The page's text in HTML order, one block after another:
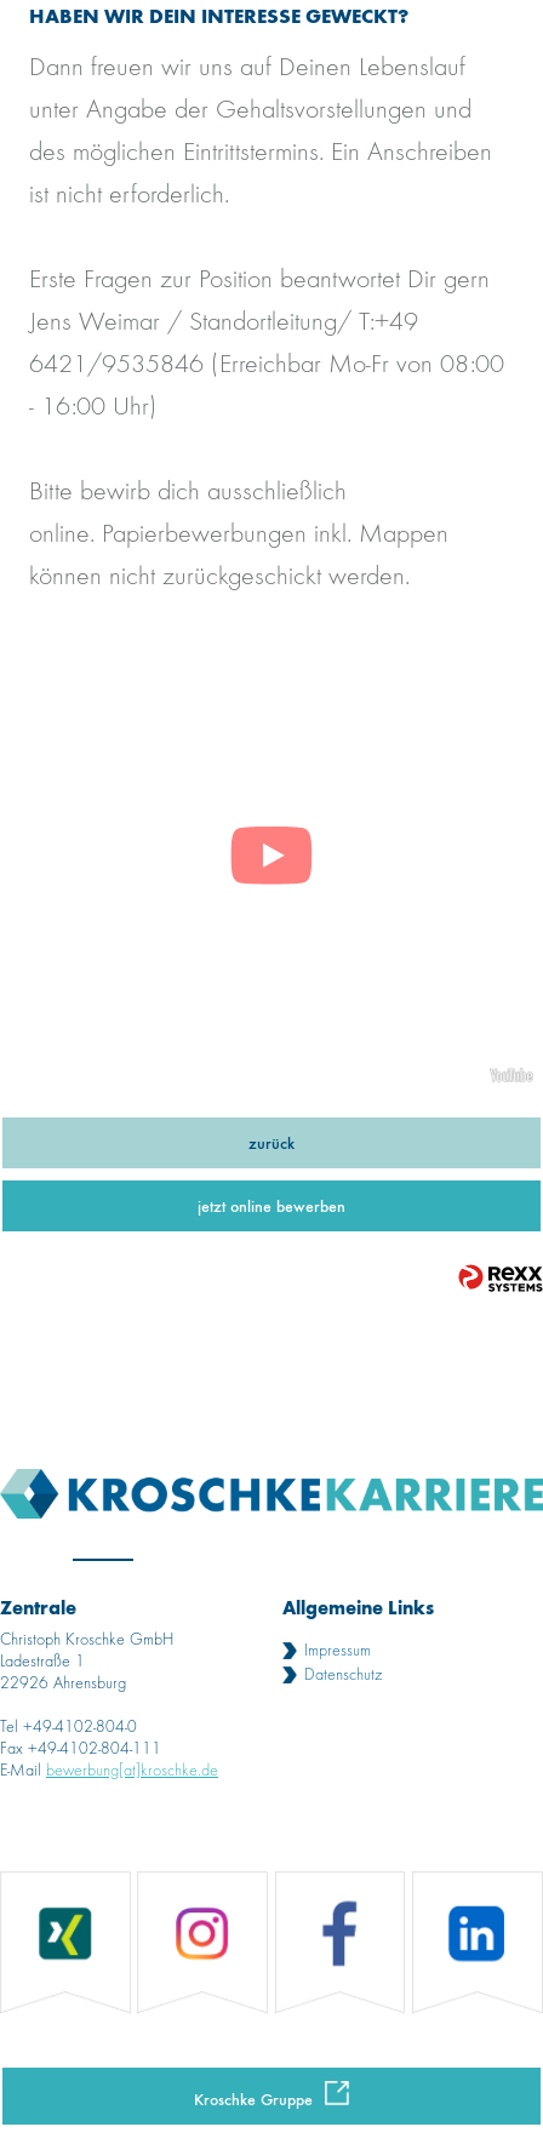
HABEN WIR DEIN INTERESSE GEWECKT?
Dann freuen wir uns auf Deinen Lebenslauf
unter Angabe der Gehaltsvorstellungen und
des möglichen Eintrittstermins. Ein Anschreiben
ist nicht erforderlich.
Erste Fragen zur Position beantwortet Dir gern
Jens Weimar / Standortleitung/ T:+49
6421/9535846 (Erreichbar Mo-Fr von 08:00
- 16:00 Uhr)
Bitte bewirb dich ausschließlich
online. Papierbewerbungen inkl. Mappen
können nicht zurückgeschickt werden.
zurück
jetzt online bewerben
Zentrale
Christoph Kroschke GmbH
Ladestraße 1
22926 Ahrensburg
Tel +49-4102-804-0
Fax +49-4102-804-111
E-Mail bewerbung[at]kroschke.de
Allgemeine Links
Impressum
Datenschutz
Kroschke Gruppe